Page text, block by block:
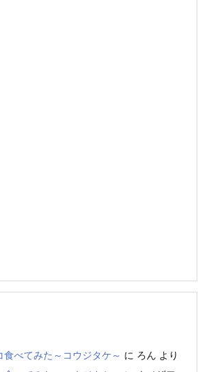
べてみた～コウジタケ～ に ろん より